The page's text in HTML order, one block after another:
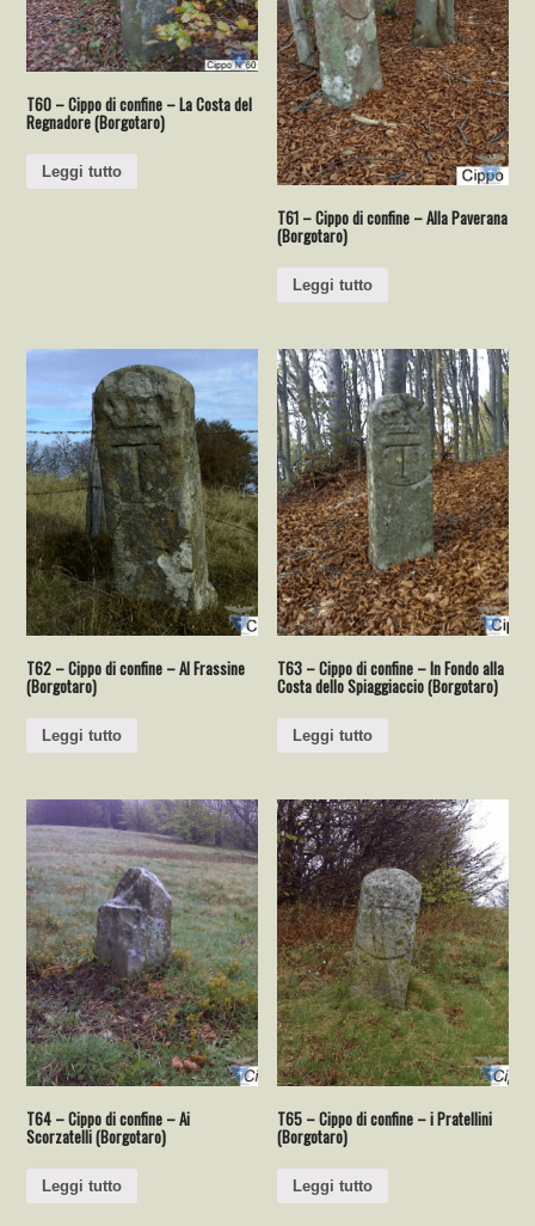
T60 – Cippo di confine – La Costa del
Regnadore (Borgotaro)
Leggi tutto
T61 – Cippo di confine – Alla Paverana
(Borgotaro)
Leggi tutto
T62 – Cippo di confine – Al Frassine
(Borgotaro)
Leggi tutto
T63 – Cippo di confine – In Fondo alla
Costa dello Spiaggiaccio (Borgotaro)
Leggi tutto
T64 – Cippo di confine – Ai
Scorzatelli (Borgotaro)
Leggi tutto
T65 – Cippo di confine – i Pratellini
(Borgotaro)
Leggi tutto